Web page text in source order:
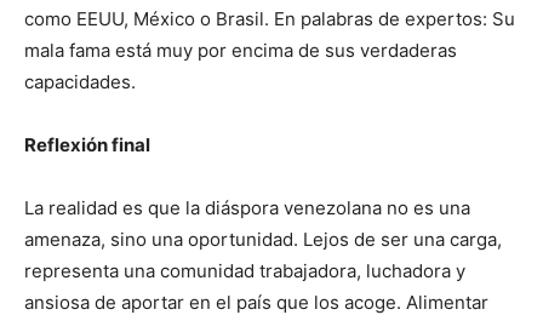
como EEUU, México o Brasil. En palabras de expertos: Su
mala fama está muy por encima de sus verdaderas
capacidades.
Reflexión final
La realidad es que la diáspora venezolana no es una
amenaza, sino una oportunidad. Lejos de ser una carga,
representa una comunidad trabajadora, luchadora y
ansiosa de aportar en el país que los acoge. Alimentar